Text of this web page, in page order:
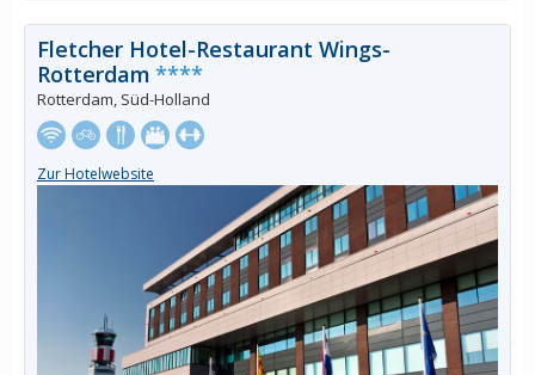
Fletcher Hotel-Restaurant Wings-
Rotterdam ****
Rotterdam, Süd-Holland
Zur Hotelwebsite